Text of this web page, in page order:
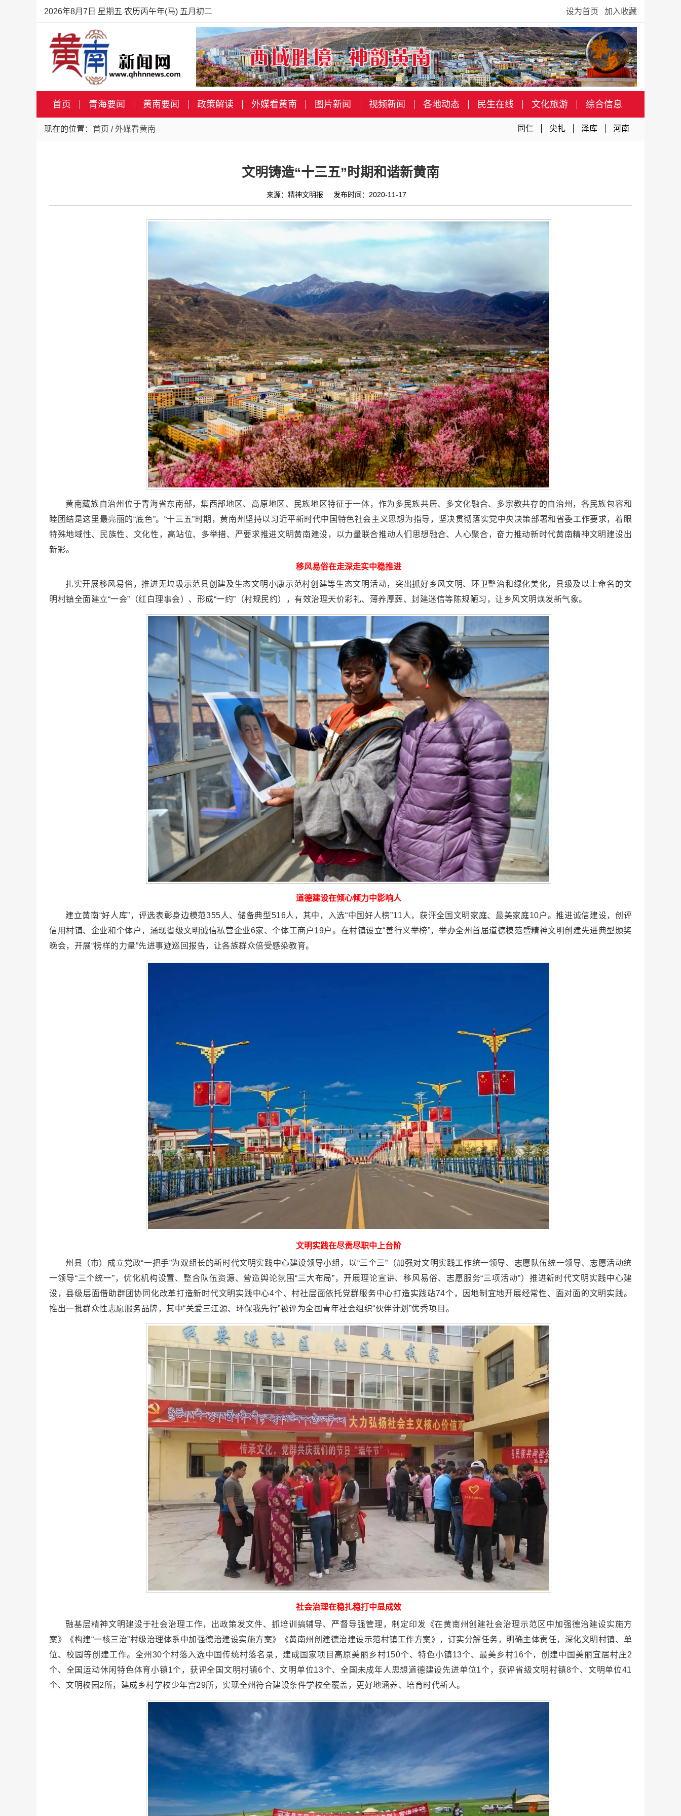
2026年8月7日 星期五 农历丙午年(马) 五月初二 设为首页 加入收藏
首页 青海要闻 黄南要闻 政策解读 外媒看黄南 图片新闻 视频新闻 各地动态 民生在线 文化旅游 综合信息
现在的位置： 首页 /外媒看黄南 同仁 尖扎 泽库 河南
文明铸造“十三五”时期和谐新黄南
来源：精神文明报 发布时间：2020-11-17
黄南藏族自治州位于青海省东南部，集西部地区、高原地区、民族地区特征于一体，作为多民族共居、多文化融合、多宗教共存的自治州，各民族包容和
睦团结是这里最亮丽的“底色”。“十三五”时期，黄南州坚持以习近平新时代中国特色社会主义思想为指导，坚决贯彻落实党中央决策部署和省委工作要求，着眼
特殊地域性、民族性、文化性，高站位、多举措、严要求推进文明黄南建设，以力量联合推动人们思想融合、人心聚合，奋力推动新时代黄南精神文明建设出
新彩。
移风易俗在走深走实中稳推进
扎实开展移风易俗，推进无垃圾示范县创建及生态文明小康示范村创建等生态文明活动，突出抓好乡风文明、环卫整治和绿化美化，县级及以上命名的文
明村镇全面建立“一会”（红白理事会）、形成“一约”（村规民约），有效治理天价彩礼、薄养厚葬、封建迷信等陈规陋习，让乡风文明焕发新气象。
道德建设在倾心倾力中影响人
建立黄南“好人库”，评选表彰身边模范355人、储备典型516人，其中，入选“中国好人榜”11人，获评全国文明家庭、最美家庭10户。推进诚信建设，创评
信用村镇、企业和个体户，涌现省级文明诚信私营企业6家、个体工商户19户。在村镇设立“善行义举榜”，举办全州首届道德模范暨精神文明创建先进典型颁奖
晚会，开展“榜样的力量”先进事迹巡回报告，让各族群众倍受感染教育。
文明实践在尽责尽职中上台阶
州县（市）成立党政“一把手”为双组长的新时代文明实践中心建设领导小组，以“三个三”（加强对文明实践工作统一领导、志愿队伍统一领导、志愿活动统
一领导“三个统一”，优化机构设置、整合队伍资源、营造舆论氛围“三大布局”，开展理论宣讲、移风易俗、志愿服务“三项活动”）推进新时代文明实践中心建
设，县级层面借助群团协同化改革打造新时代文明实践中心4个、村社层面依托党群服务中心打造实践站74个，因地制宜地开展经常性、面对面的文明实践。
推出一批群众性志愿服务品牌，其中“关爱三江源、环保我先行”被评为全国青年社会组织“伙伴计划”优秀项目。
社会治理在稳扎稳打中显成效
融基层精神文明建设于社会治理工作，出政策发文件、抓培训搞辅导、严督导强管理，制定印发《在黄南州创建社会治理示范区中加强德治建设实施方
案》《构建“一核三治”村级治理体系中加强德治建设实施方案》《黄南州创建德治建设示范村镇工作方案》，订实分解任务，明确主体责任，深化文明村镇、单
位、校园等创建工作。全州30个村落入选中国传统村落名录，建成国家项目高原美丽乡村150个、特色小镇13个、最美乡村16个，创建中国美丽宜居村庄2
个、全国运动休闲特色体育小镇1个，获评全国文明村镇6个、文明单位13个、全国未成年人思想道德建设先进单位1个，获评省级文明村镇8个、文明单位41
个、文明校园2所，建成乡村学校少年宫29所，实现全州符合建设条件学校全覆盖，更好地涵养、培育时代新人。